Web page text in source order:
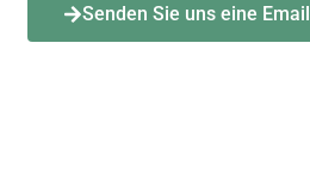
Senden Sie uns eine Email